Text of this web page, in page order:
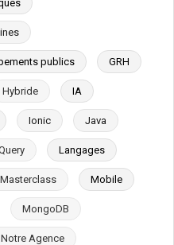
publics GRH
Hybride IA
Ionic Java
Langages
Masterclass Mobile
MongoDB
Notre Agence